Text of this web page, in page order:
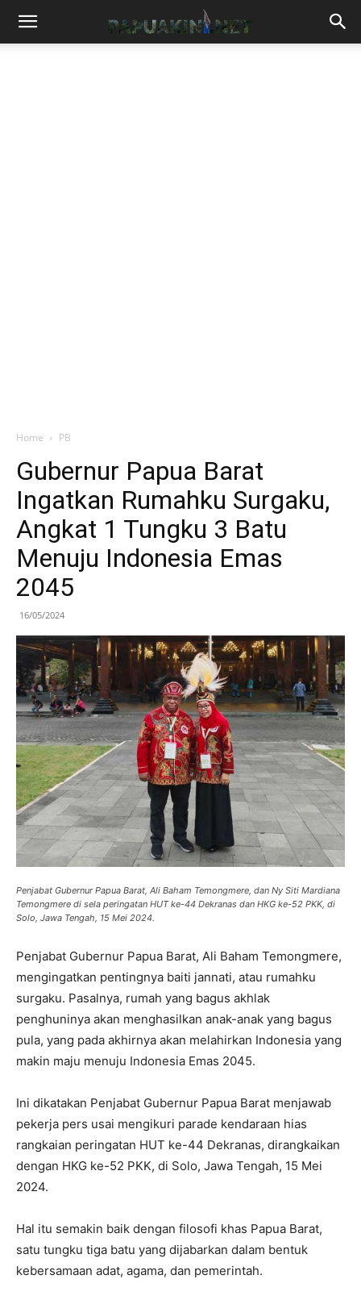
Home PB
Gubernur Papua Barat
Ingatkan Rumahku Surgaku,
Angkat 1 Tungku 3 Batu
Menuju Indonesia Emas
2045
16/05/2024
Penjabat Gubernur Papua Barat, Ali Baham Temongmere, dan Ny Siti Mardiana
Temongmere di sela peringatan HUT ke-44 Dekranas dan HKG ke-52 PKK, di
Solo, Jawa Tengah, 15 Mei 2024.
Penjabat Gubernur Papua Barat, Ali Baham Temongmere,
mengingatkan pentingnya baiti jannati, atau rumahku
surgaku. Pasalnya, rumah yang bagus akhlak
penghuninya akan menghasilkan anak-anak yang bagus
pula, yang pada akhirnya akan melahirkan Indonesia yang
makin maju menuju Indonesia Emas 2045.
Ini dikatakan Penjabat Gubernur Papua Barat menjawab
pekerja pers usai mengikuri parade kendaraan hias
rangkaian peringatan HUT ke-44 Dekranas, dirangkaikan
dengan HKG ke-52 PKK, di Solo, Jawa Tengah, 15 Mei
2024.
Hal itu semakin baik dengan filosofi khas Papua Barat,
satu tungku tiga batu yang dijabarkan dalam bentuk
kebersamaan adat, agama, dan pemerintah.